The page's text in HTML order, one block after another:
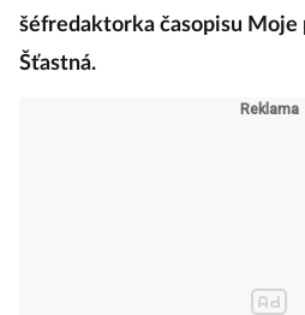
šéfredaktorka časopisu Moje
Šťastná.